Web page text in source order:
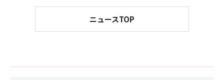
ニュースTOP